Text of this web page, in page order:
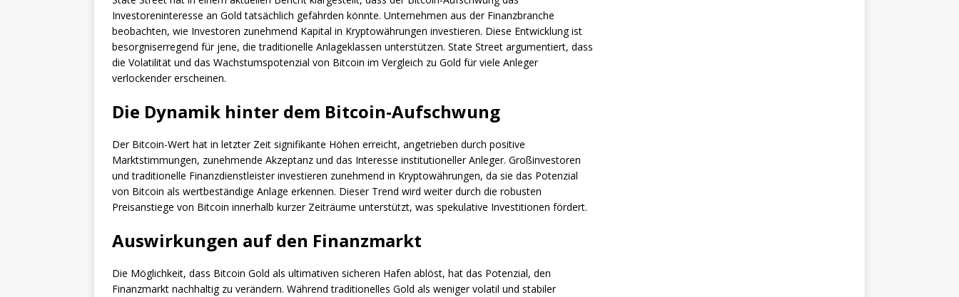
Investoreninteresse an Gold tatsächlich gefährden könnte. Unternehmen aus der Finanzbranche
beobachten, wie Investoren zunehmend Kapital in Kryptowährungen investieren. Diese Entwicklung ist
besorgniserregend für jene, die traditionelle Anlageklassen unterstützen. State Street argumentiert, dass
die Volatilität und das Wachstumspotenzial von Bitcoin im Vergleich zu Gold für viele Anleger
verlockender erscheinen.
Die Dynamik hinter dem Bitcoin-Aufschwung
Der Bitcoin-Wert hat in letzter Zeit signifikante Höhen erreicht, angetrieben durch positive
Marktstimmungen, zunehmende Akzeptanz und das Interesse institutioneller Anleger. Großinvestoren
und traditionelle Finanzdienstleister investieren zunehmend in Kryptowährungen, da sie das Potenzial
von Bitcoin als wertbeständige Anlage erkennen. Dieser Trend wird weiter durch die robusten
Preisanstiege von Bitcoin innerhalb kurzer Zeiträume unterstützt, was spekulative Investitionen fördert.
Auswirkungen auf den Finanzmarkt
Die Möglichkeit, dass Bitcoin Gold als ultimativen sicheren Hafen ablöst, hat das Potenzial, den
Finanzmarkt nachhaltig zu verändern. Während traditionelles Gold als weniger volatil und stabiler